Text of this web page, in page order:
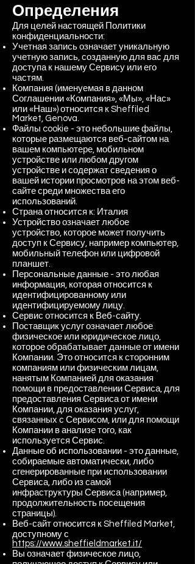
Определения
Для целей настоящей Политики
конфиденциальности:
Учетная запись означает уникальную
учетную запись, созданную для вас для
доступа к нашему Сервису или его
частям.
Компания (именуемая в данном
Соглашении «Компания», «Мы», «Нас»
или «Наш») относится к Sheffiled
Market, Genova.
Файлы cookie - это небольшие файлы,
которые размещаются веб-сайтом на
вашем компьютере, мобильном
устройстве или любом другом
устройстве и содержат сведения о
вашей истории просмотров на этом веб-
сайте среди множества его
использований.
Страна относится к: Италия
Устройство означает любое
устройство, которое может получить
доступ к Сервису, например компьютер,
мобильный телефон или цифровой
планшет.
Персональные данные - это любая
информация, которая относится к
идентифицированному или
идентифицируемому лицу.
Сервис относится к Веб-сайту.
Поставщик услуг означает любое
физическое или юридическое лицо,
которое обрабатывает данные от имени
Компании. Это относится к сторонним
компаниям или физическим лицам,
нанятым Компанией для оказания
помощи в предоставлении Сервиса, для
предоставления Сервиса от имени
Компании, для оказания услуг,
связанных с Сервисом, или для помощи
Компании в анализе того, как
используется Сервис.
Данные об использовании - это данные,
собираемые автоматически, либо
сгенерированные при использовании
Сервиса, либо из самой
инфраструктуры Сервиса (например,
продолжительность посещения
страницы).
Веб-сайт относится к Sheffiled Market,
доступному с
https://www.sheffieldmarket.it/
Вы означает физическое лицо,